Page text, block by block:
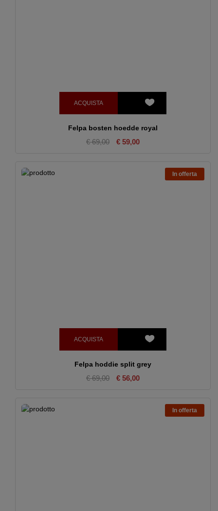
ACQUISTA
Felpa bosten hoedde royal
€ 69,00 € 59,00
In offerta
ACQUISTA
Felpa hoddie split grey
€ 69,00 € 56,00
In offerta